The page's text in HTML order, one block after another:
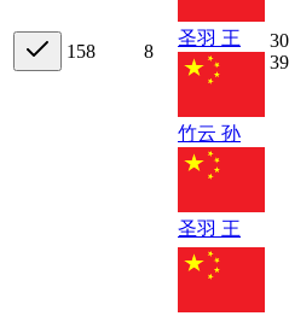
158 8
圣羽 王
竹云 孙
圣羽 王
39